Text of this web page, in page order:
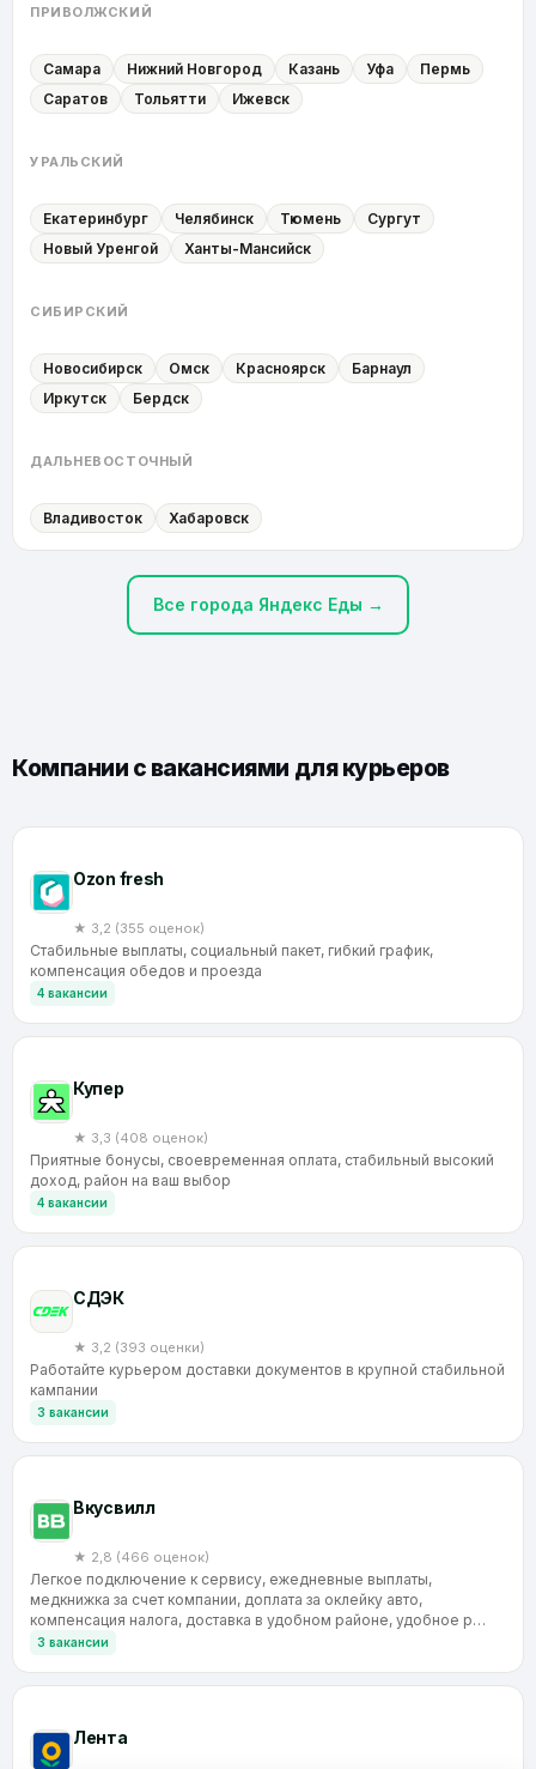
ПРИВОЛЖСКИЙ
Самара Нижний Новгород Казань Уфа
Пермь
Саратов
Тольятти Ижевск
УРАЛЬСКИЙ
Екатеринбург Челябинск Тюмень
Сургут
Новый Уренгой
Ханты-Мансийск
СИБИРСКИЙ
Новосибирск Омск Красноярск
Барнаул
Иркутск
Бердск
ДАЛЬНЕВОСТОЧНЫЙ
Владивосток Хабаровск
Все города Яндекс Еды →
Компании с вакансиями для курьеров
Ozon fresh
★ 3,2 (355 оценок)
Стабильные выплаты, социальный пакет, гибкий график,
компенсация обедов и проезда
4 вакансии
Купер
★ 3,3 (408 оценок)
Приятные бонусы, своевременная оплата, стабильный высокий
доход, район на ваш выбор
4 вакансии
CДЭК
★ 3,2 (393 оценки)
Работайте курьером доставки документов в крупной стабильной
кампании
3 вакансии
Вкусвилл
★ 2,8 (466 оценок)
Легкое подключение к сервису, ежедневные выплаты,
медкнижка за счет компании, доплата за оклейку авто,
компенсация налога, доставка в удобном районе, удобное р…
3 вакансии
Лента